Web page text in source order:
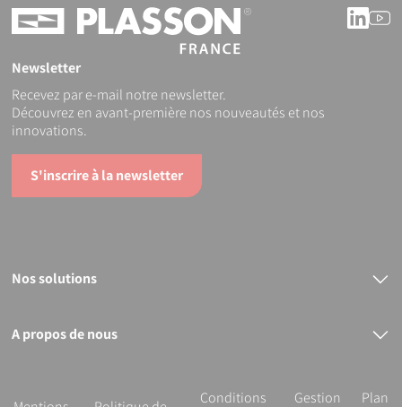
Newsletter
Recevez par e-mail notre newsletter.
Découvrez en avant-première nos nouveautés et nos
innovations.
S'inscrire à la newsletter
Nos solutions
Bout à bout
A propos de nous
Conditions
Gestion
Plan